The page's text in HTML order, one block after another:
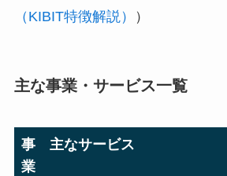
（KIBIT特徴解説）
）
主な事業・サービス一覧
事
業
主なサービス